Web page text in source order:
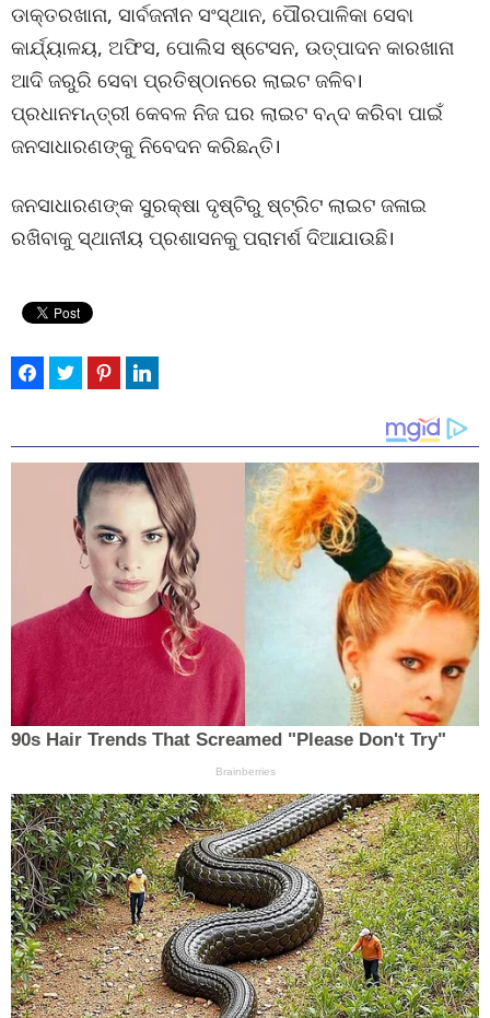
ଡାକ୍ତରଖାନା, ସାର୍ବଜନୀନ ସଂସ୍ଥାନ, ପୌରପାଳିକା ସେବା
କାର୍ଯ୍ୟାଳୟ, ଅଫିସ, ପୋଲିସ ଷ୍ଟେସନ, ଉତ୍ପାଦନ କାରଖାନା
ଆଦି ଜରୁରି ସେବା ପ୍ରତିଷ୍ଠାନରେ ଲାଇଟ ଜଳିବ।
ପ୍ରଧାନମନ୍ତ୍ରୀ କେବଳ ନିଜ ଘର ଲାଇଟ ବନ୍ଦ କରିବା ପାଇଁ
ଜନସାଧାରଣଙ୍କୁ ନିବେଦନ କରିଛନ୍ତି।
ଜନସାଧାରଣଙ୍କ ସୁରକ୍ଷା ଦୃଷ୍ଟିରୁ ଷ୍ଟ୍ରିଟ ଲାଇଟ ଜଳାଇ
ରଖିବାକୁ ସ୍ଥାନୀୟ ପ୍ରଶାସନକୁ ପରାମର୍ଶ ଦିଆଯାଉଛି।